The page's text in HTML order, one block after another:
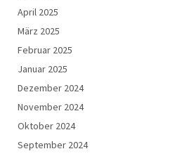
April 2025
März 2025
Februar 2025
Januar 2025
Dezember 2024
November 2024
Oktober 2024
September 2024